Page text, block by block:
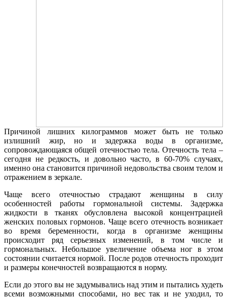
Причиной лишних килограммов может быть не только
излишний жир, но и задержка воды в организме,
сопровождающаяся общей отечностью тела. Отечность тела –
сегодня не редкость, и довольно часто, в 60-70% случаях,
именно она становится причиной недовольства своим телом и
отражением в зеркале.
Чаще всего отечностью страдают женщины в силу
особенностей работы гормональной системы. Задержка
жидкости в тканях обусловлена высокой концентрацией
женских половых гормонов. Чаще всего отечность возникает
во время беременности, когда в организме женщины
происходит ряд серьезных изменений, в том числе и
гормональных. Небольшое увеличение объема ног в этом
состоянии считается нормой. После родов отечность проходит
и размеры конечностей возвращаются в норму.
Если до этого вы не задумывались над этим и пытались худеть
всеми возможными способами, но вес так и не уходил, то